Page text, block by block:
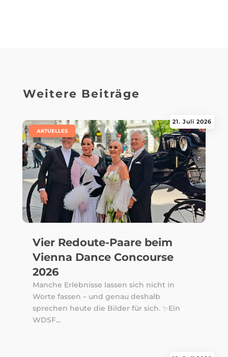
Weitere Beiträge
Vier Redoute-Paare beim
Vienna Dance Concourse
2026
21. Juli 2026
AKTUELLES
Manche Erlebnisse lassen sich nicht in
Worte fassen – und genau deshalb
sprechen heute die Bilder für sich. ✨Ein
WDSF...